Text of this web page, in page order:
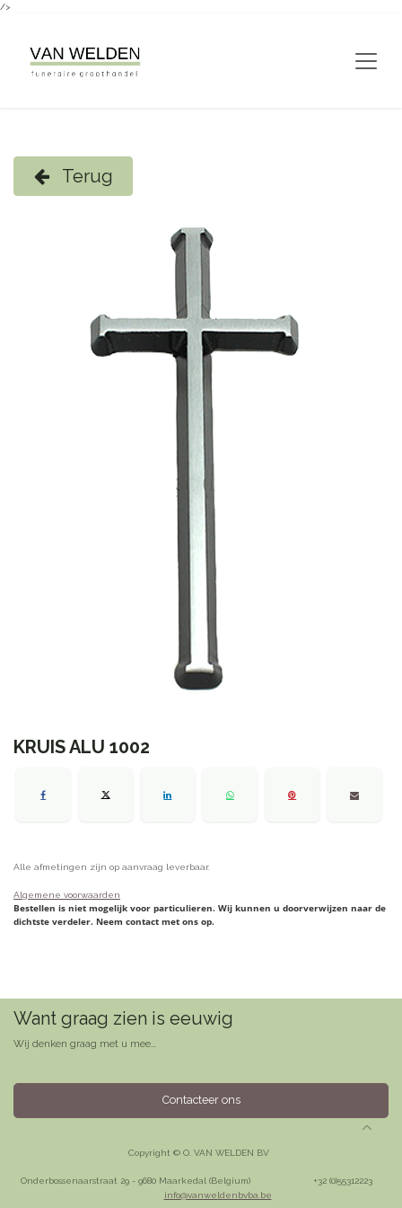
/>
Terug
KRUIS ALU 1002
Alle afmetingen zijn op aanvraag leverbaar.
Algemene voorwaarden
Bestellen is niet mogelijk voor particulieren. Wij kunnen u doorverwijzen naar de
dichtste verdeler. Neem contact met ons op.
Want graag zien is eeuwig
Wij denken graag met u mee...
Contacteer ons
Copyright © O. VAN WELDEN BV
Onderbossenaarstraat 29 - 9680 Maarkedal (Belgium)
​+32 (0)55312223
info@vanweldenbvba.be